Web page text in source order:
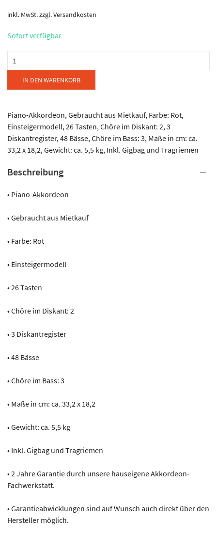
inkl. MwSt.zzgl.Versandkosten
Sofort verfügbar
-
Perle
Menge
IN DEN WARENKORB
Piano-Akkordeon, Gebraucht aus Mietkauf, Farbe: Rot,
Einsteigermodell, 26 Tasten, Chöre im Diskant: 2, 3
Diskantregister, 48 Bässe, Chöre im Bass: 3, Maße in cm: ca.
33,2 x 18,2, Gewicht: ca. 5,5 kg, Inkl. Gigbag und Tragriemen
Beschreibung
• Piano-Akkordeon
• Gebraucht aus Mietkauf
• Farbe: Rot
• Einsteigermodell
• 26 Tasten
• Chöre im Diskant: 2
• 3 Diskantregister
• 48 Bässe
• Chöre im Bass: 3
• Maße in cm: ca. 33,2 x 18,2
• Gewicht: ca. 5,5 kg
• Inkl. Gigbag und Tragriemen
• 2 Jahre Garantie durch unsere hauseigene Akkordeon-
Fachwerkstatt.
• Garantieabwicklungen sind auf Wunsch auch direkt über den
Hersteller möglich.